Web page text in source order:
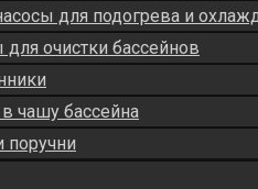
для подогрева и
для очистки бассейнов
чашу бассейна
поручни